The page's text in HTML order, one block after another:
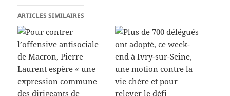
ARTICLES SIMILAIRES